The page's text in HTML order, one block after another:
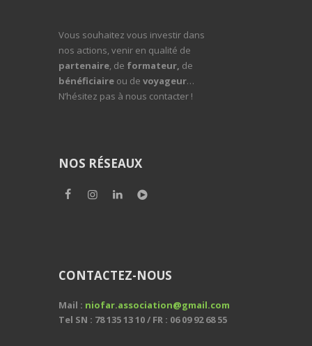
Vous souhaitez vous investir dans
nos actions, venir en qualité de
partenaire, de formateur, de
bénéficiaire ou de voyageur…
N’hésitez pas à nous contacter !
NOS RÉSEAUX
CONTACTEZ-NOUS
Mail : niofar.association@gmail.com
Tel SN : 78 135 13 10 / FR : 06 09 92 68 55